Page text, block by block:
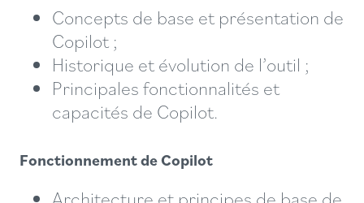
Concepts de base et présentation de
Copilot ;
Historique et évolution de l’outil ;
Principales fonctionnalités et
capacités de Copilot.
Fonctionnement de Copilot